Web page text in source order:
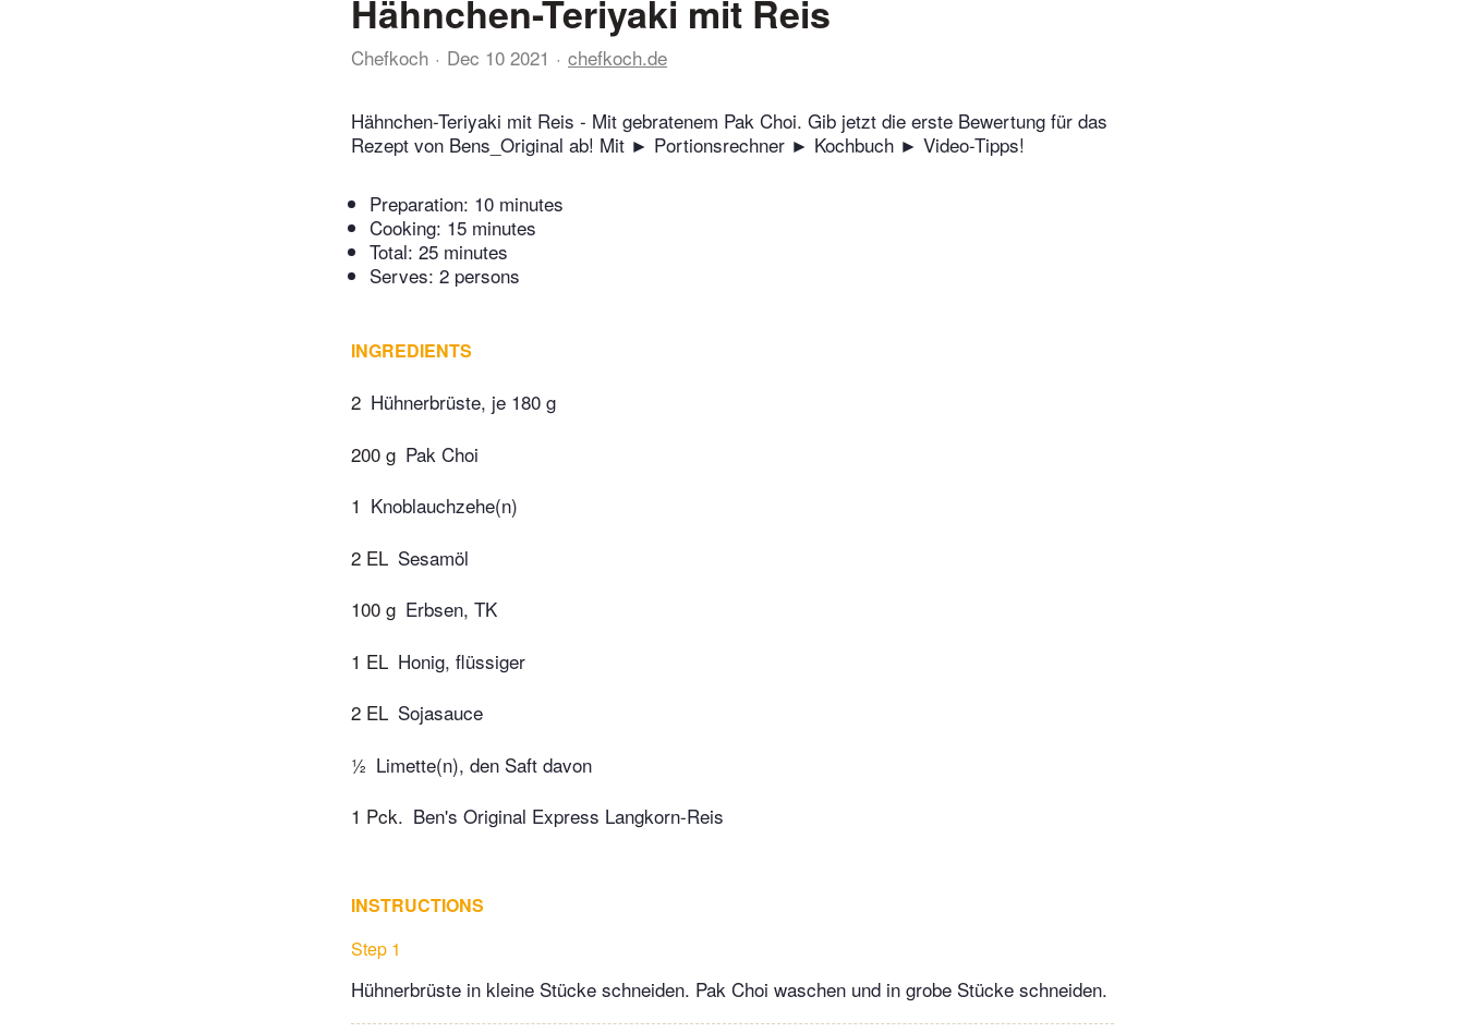
Hähnchen-Teriyaki mit Reis
Chefkoch Dec 10 2021 chefkoch.de
Hähnchen-Teriyaki mit Reis - Mit gebratenem Pak Choi. Gib jetzt die erste Bewertung für das
Rezept von Bens_Original ab! Mit ► Portionsrechner ► Kochbuch ► Video-Tipps!
Preparation: 10 minutes
Cooking: 15 minutes
Total: 25 minutes
Serves: 2 persons
INGREDIENTS
2 Hühnerbrüste, je 180 g
200 g Pak Choi
1 Knoblauchzehe(n)
2 EL Sesamöl
100 g Erbsen, TK
1 EL Honig, flüssiger
2 EL Sojasauce
½ Limette(n), den Saft davon
1 Pck. Ben's Original Express Langkorn-Reis
INSTRUCTIONS
Step 1
Hühnerbrüste in kleine Stücke schneiden. Pak Choi waschen und in grobe Stücke schneiden.